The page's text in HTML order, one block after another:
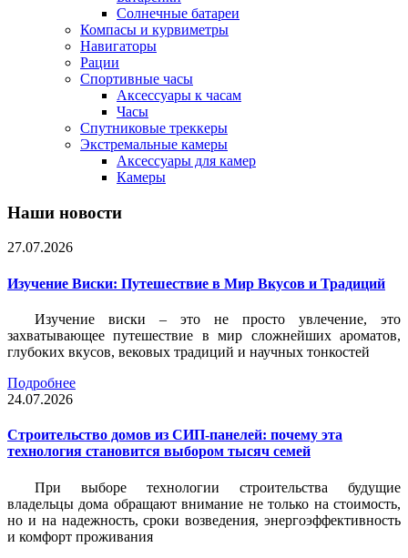
Солнечные батареи
Компасы и курвиметры
Навигаторы
Рации
Спортивные часы
Аксессуары к часам
Часы
Спутниковые треккеры
Экстремальные камеры
Аксессуары для камер
Камеры
Наши новости
27.07.2026
Изучение Виски: Путешествие в Мир Вкусов и Традиций
Изучение виски – это не просто увлечение, это
захватывающее путешествие в мир сложнейших ароматов,
глубоких вкусов, вековых традиций и научных тонкостей
Подробнее
24.07.2026
Строительство домов из СИП-панелей: почему эта
технология становится выбором тысяч семей
При выборе технологии строительства будущие
владельцы дома обращают внимание не только на стоимость,
но и на надежность, сроки возведения, энергоэффективность
и комфорт проживания